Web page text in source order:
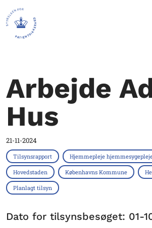
Arbejde
Hus
21-11-2024
Tilsynsrapport Hjemmepleje
Hovedstaden Københavns Kommune
Planlagt tilsyn
Dato for tilsynsbesøget: 01-